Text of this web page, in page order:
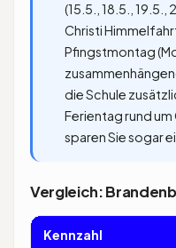
(15.5., 18.5.,
Christi
Pfingstmontag
die Schule
Ferientag rund
sparen Sie sogar
Vergleich:
Kennzahl